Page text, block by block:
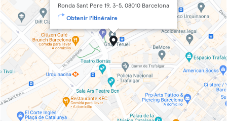
Ronda Sant Pere 19, 3-5, 08010 Barcelona
Obtenir l'itinéraire